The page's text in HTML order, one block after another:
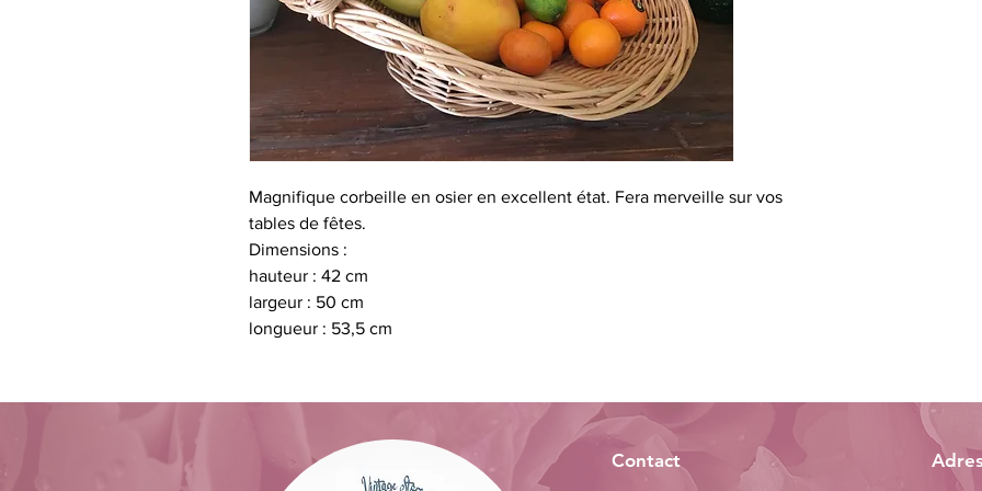
Magnifique corbeille en osier en excellent état. Fera merveille sur vos
tables de fêtes.
Dimensions :
hauteur : 42 cm
largeur : 50 cm
longueur : 53,5 cm
Contact